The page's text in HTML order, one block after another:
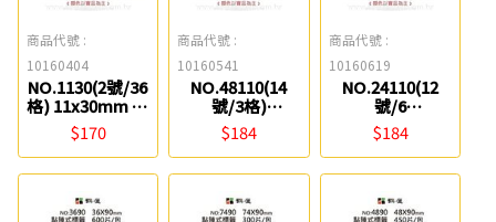
商品代號 :
10160404
NO.1130(2號/36
格) 11x30mm 點
陣電腦標籤 鶴屋
$170
商品代號 :
10160541
NO.48110(14
號/3格)
48x110mm點陣
$184
商品代號 :
10160619
NO.24110(12
號/6
格)24x110mm
點陣電腦標籤 鶴
屋
$184